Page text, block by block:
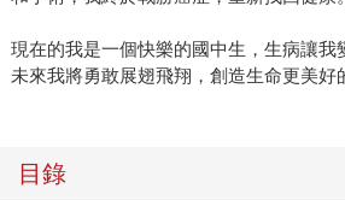
現在的我是一個快樂的國中生，生病讓我
未來我將勇敢展翅飛翔，創造生命更美好
目錄